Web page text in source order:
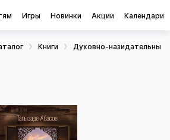
Игры Новинки Акции Календари
Книги Духовно-назидательные